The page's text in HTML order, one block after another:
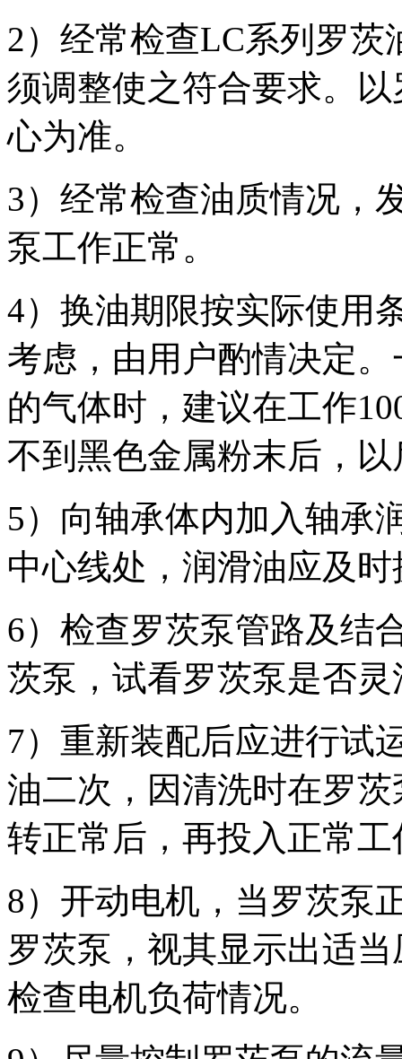
2）经常检查LC系列罗
须调整使之符合要求。
心为准。
3）经常检查油质情况，
泵工作正常。
4）换油期限按实际使用
考虑，由用户酌情决定
的气体时，建议在工作
不到黑色金属粉末后，
5）向轴承体内加入轴承
中心线处，润滑油应及时
6）检查罗茨泵管路及结
茨泵，试看罗茨泵是否灵
7）重新装配后应进行试
油二次，因清洗时在罗
转正常后，再投入正常工
8）开动电机，当罗茨泵
罗茨泵，视其显示出适
检查电机负荷情况。